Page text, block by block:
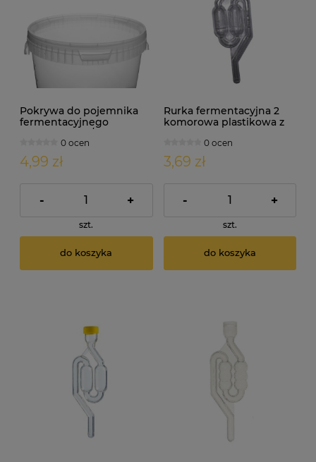
Pokrywa do pojemnika
fermentacyjnego
0 ocen
4,99 zł
- +
szt.
do koszyka
Rurka fermentacyjna 2
komorowa plastikowa z
0 ocen
3,69 zł
- +
szt.
do koszyka